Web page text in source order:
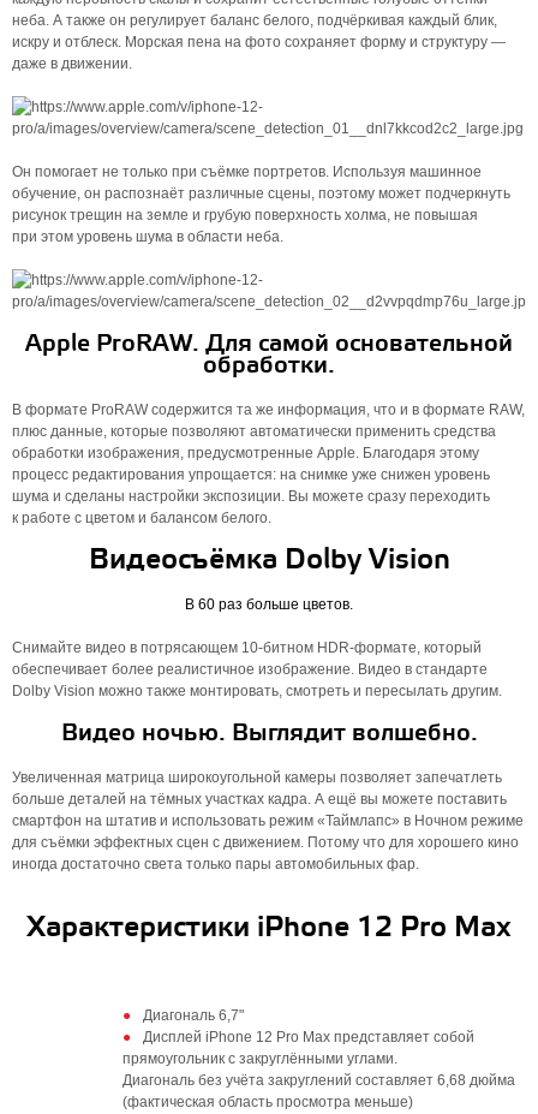
неба. А также он регулирует баланс белого, подчёркивая каждый блик,
искру и отблеск. Морская пена на фото сохраняет форму и структуру —
даже в движении.
Он помогает не только при съёмке портретов. Используя машинное
обучение, он распознаёт различные сцены, поэтому может подчеркнуть
рисунок трещин на земле и грубую поверхность холма, не повышая
при этом уровень шума в области неба.
Apple ProRAW. Для самой основательной
обработки.
В формате ProRAW содержится та же информация, что и в формате RAW,
плюс данные, которые позволяют автоматически применить средства
обработки изображения, предусмотренные Apple. Благодаря этому
процесс редактирования упрощается: на снимке уже снижен уровень
шума и сделаны настройки экспозиции. Вы можете сразу переходить
к работе с цветом и балансом белого.
Видеосъёмка Dolby Vision
В 60 раз больше цветов.
Снимайте видео в потрясающем 10-битном HDR‑формате, который
обеспечивает более реалистичное изображение. Видео в стандарте
Dolby Vision можно также монтировать, смотреть и пересылать другим.
Видео ночью. Выглядит волшебно.
Увеличенная матрица широкоугольной камеры позволяет запечатлеть
больше деталей на тёмных участках кадра. А ещё вы можете поставить
смартфон на штатив и использовать режим «Таймлапс» в Ночном режиме
для съёмки эффектных сцен с движением. Потому что для хорошего кино
иногда достаточно света только пары автомобильных фар.
Характеристики iPhone 12 Pro Max
Диагональ 6,7"
Дисплей iPhone 12 Pro Max представляет собой
прямоугольник с закруглёнными углами.
Диагональ без учёта закруглений составляет 6,68 дюйма
(фактическая область просмотра меньше)